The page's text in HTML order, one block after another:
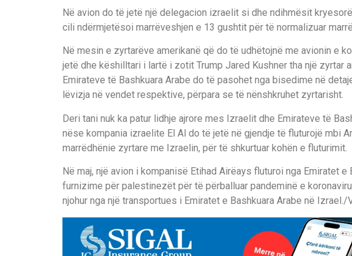
Në avion do të jetë një delegacion izraelit si dhe ndihmësit
cili ndërmjetësoi marrëveshjen e 13 gushtit për të normalizuar
Në mesin e zyrtarëve amerikanë që do të udhëtojnë me avionin e
jetë dhe këshilltari i lartë i zotit Trump Jared Kushner tha një zyrtar
Emirateve të Bashkuara Arabe do të pasohet nga bisedime në
lëvizja në vendet respektive, përpara se të nënshkruhet zyrtarisht.
Deri tani nuk ka patur lidhje ajrore mes Izraelit dhe Emirateve të
nëse kompania izraelite El Al do të jetë në gjendje të fluturojë mbi
marrëdhënie zyrtare me Izraelin, për të shkurtuar kohën e fluturimit.
Në maj, një avion i kompanisë Etihad Airëays fluturoi nga Emiratet e
furnizime për palestinezët për të përballuar pandeminë e
njohur nga një transportues i Emiratet e Bashkuara Arabe në Izrael./